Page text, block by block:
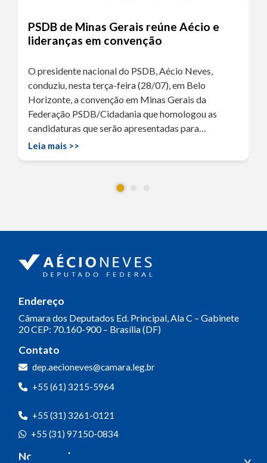
PSDB de Minas Gerais reúne Aécio e
lideranças em convenção
O presidente nacional do PSDB, Aécio Neves,
conduziu, nesta terça-feira (28/07), em Belo
Horizonte, a convenção em Minas Gerais da
Federação PSDB/Cidadania que homologou as
candidaturas que serão apresentadas para…
Leia mais >>
Endereço
Câmara dos Deputados Ed. Principal, Ala C – Gabinete
20CEP: 70.160-900 – Brasília (DF)
Contato
dep.aecioneves@camara.leg.br
+55 (61) 3215-5964
+55 (31) 3261-0121
+55 (31) 97150-0834
Nossas redes